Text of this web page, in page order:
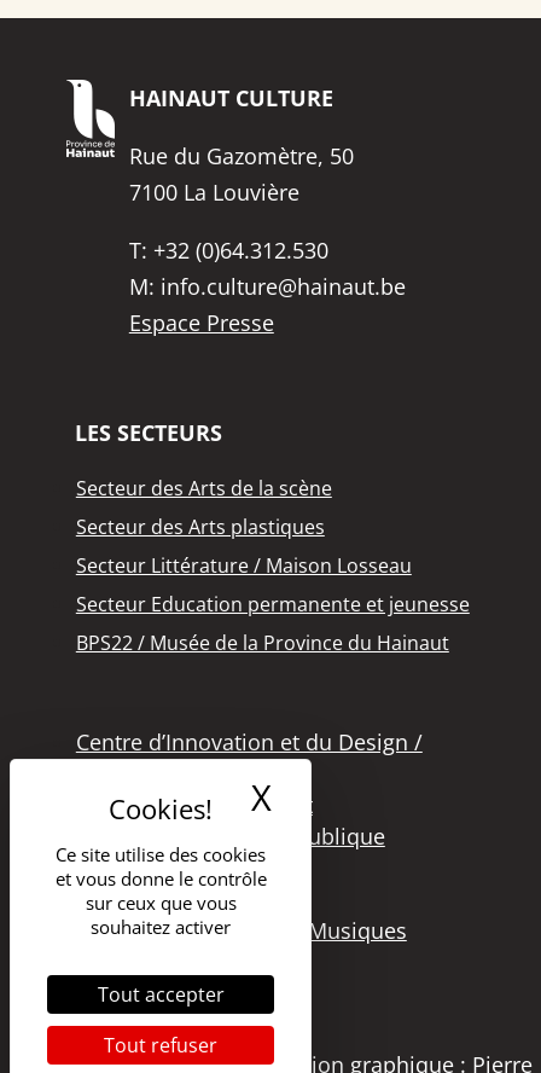
Ce site utilise des cookies
et vous donne le contrôle
sur ceux que vous
souhaitez activer
Tout accepter
Tout refuser
X Masquer le
HAINAUT CULTURE
Rue du Gazomètre, 50
7100 La Louvière
T: +32 (0)64.312.530
M: info.culture@hainaut.be
Espace Presse
LES SECTEURS
Secteur des Arts de la scène
Secteur des Arts plastiques
Secteur Littérature / Maison Losseau
Secteur Education permanente et jeunesse
BPS22 / Musée de la Province du Hainaut
Centre d’Innovation et du Design /
Office des Métiers d’Art
Secteur de la Lecture Publique
Bibliothèque Langlois
Secteur Cinéma
Secteur Audiovisuel et Musiques
Copyright 2021 – DGSI | Création graphique : Pierre